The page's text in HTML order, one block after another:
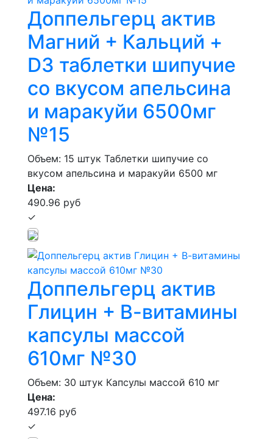
Доппельгерц актив
Магний + Кальций +
D3 таблетки шипучие
со вкусом апельсина
и маракуйи 6500мг
№15
Объем: 15 штук Таблетки шипучие со
вкусом апельсина и маракуйи 6500 мг
Цена:
490.96 руб
✓
Доппельгерц актив
Глицин + В-витамины
капсулы массой
610мг №30
Объем: 30 штук Капсулы массой 610 мг
Цена:
497.16 руб
✓